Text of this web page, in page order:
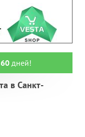
60дней!
в Санкт-